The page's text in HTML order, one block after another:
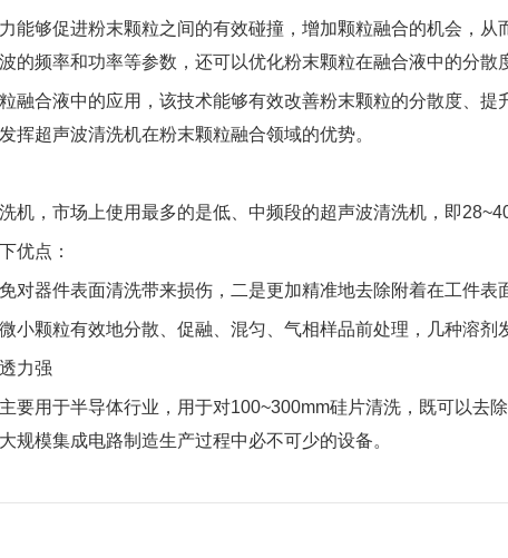
能够促进粉末颗粒之间的有效碰撞，增加颗粒融合的机会，
的频率和功率等参数，还可以优化粉末颗粒在融合液中的分散
融合液中的应用，该技术能够有效改善粉末颗粒的分散度、
挥超声波清洗机在粉末颗粒融合领域的优势。
机，市场上使用最多的是低、中频段的超声波清洗机，即
优点：
对器件表面清洗带来损伤，二是更加精准地去除附着在工件表
小颗粒有效地分散、促融、混匀、气相样品前处理，几种溶剂
力强
要用于半导体行业，用于对100~300mm硅片清洗，既可以去
规模集成电路制造生产过程中必不可少的设备。